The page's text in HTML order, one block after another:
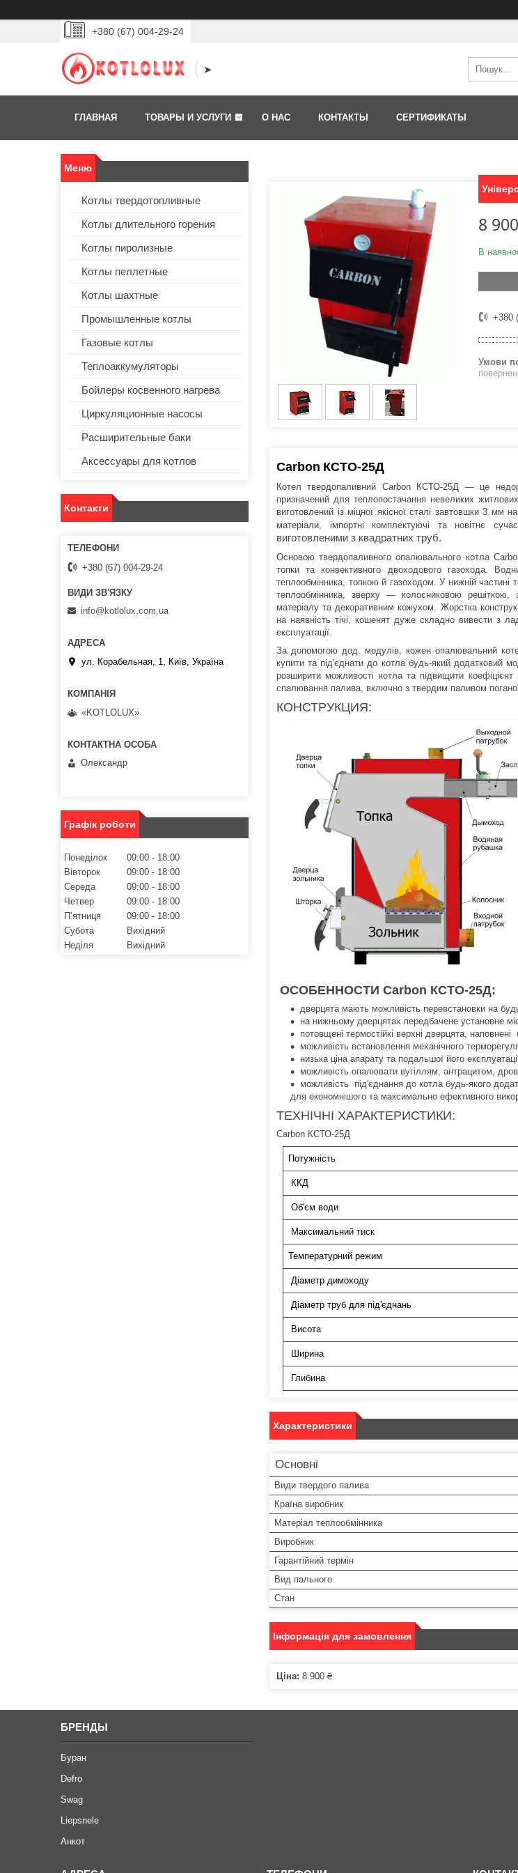
+380 (67) 004-29-24
➤
ГЛАВНАЯ ТОВАРЫ И УСЛУГИ О НАС КОНТАКТЫ СЕРТИФИКАТЫ
8
В
+380
Сarbon КСТО-25Д
Котел твердопаливний Carbon КСТО-25Д — це
призначений для теплопостачання невеликих
виготовлений із міцної якісної сталі завтовшки 3 мм
матеріали, імпортні комплектуючі та новітнє
виготовленими з квадратних труб.
Основою твердопаливного опалювального котла
топки та конвективного двоходового газохода.
теплообмінника, топкою й газоходом. У нижній частині
теплообмінника, зверху — колосниковою решіткою,
матеріалу та декоративним кожухом. Жорстка
на наявність тічі, кошенят дуже складно вивести з
експлуатації.
За допомогою дод. модулів, кожен опалювальний
купити та під'єднати до котла будь-який додатковий
розширити можливості котла та підвищити
спалювання палива, включно з твердим паливом
КОНСТРУКЦИЯ:
ОСОБЕННОСТИ Carbon КСТО-25Д:
дверцята мають можливість перевстановки на
на нижньому дверцятах передбачене установне
потовщені термостійкі верхні дверцята,
можливість встановлення механічного
низька ціна апарату та подальшої його
можливість опалювати вугіллям, антрацитом,
можливість під'єднання до котла будь-якого
для економнішого та максимально ефективного
ТЕХНІЧНІ ХАРАКТЕРИСТИКИ:
Carbon КСТО-25Д
Потужність
ККД
Об'єм води
Максимальний тиск
Температурний режим
Діаметр димоходу
Діаметр труб для під'єднань
Висота
Ширина
Глибина
Характеристики
Основні
Види твердого палива
Країна виробник
Матеріал теплообмінника
Виробник
Гарантійний термін
Вид пального
Стан
Інформація для замовлення
Ціна: 8 900 ₴
Котлы твердотопливные
Котлы длительного горения
Котлы пиролизные
Котлы пеллетные
Котлы шахтные
Промышленные котлы
Газовые котлы
Теплоаккумуляторы
Бойлеры косвенного нагрева
Циркуляционные насосы
Расширительные баки
Аксессуары для котлов
Контакти
+380 (67) 004-29-24
info@kotlolux.com.ua
ул. Корабельная, 1, Київ, Україна
«KOTLOLUX»
Олександр
Графік роботи
Понеділок 09:00
18:00
Вівторок
09:00
18:00
Середа
09:00
18:00
Четвер
09:00
18:00
Пʼятниця
09:00
18:00
Субота
Вихідний
Неділя
Вихідний
БРЕНДЫ
Буран
Defro
Swag
Liepsnele
Анкот